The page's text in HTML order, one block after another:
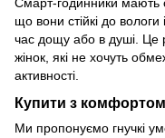
що вони стійкі до вологи
час дощу або в душі. Це
жінок, які не хочуть
активності.
Купити з комфортом
Ми пропонуємо гнучкі